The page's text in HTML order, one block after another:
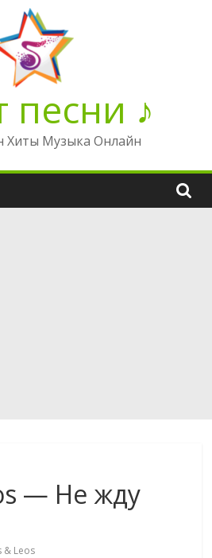
песни ♪
Хиты Музыка Онлайн
— Не жду
& Leos